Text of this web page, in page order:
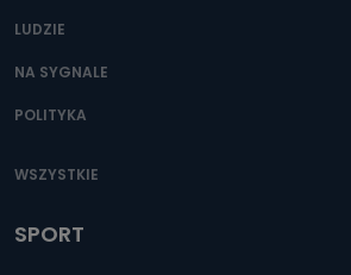
LUDZIE
NA SYGNALE
POLITYKA
WSZYSTKIE
SPORT